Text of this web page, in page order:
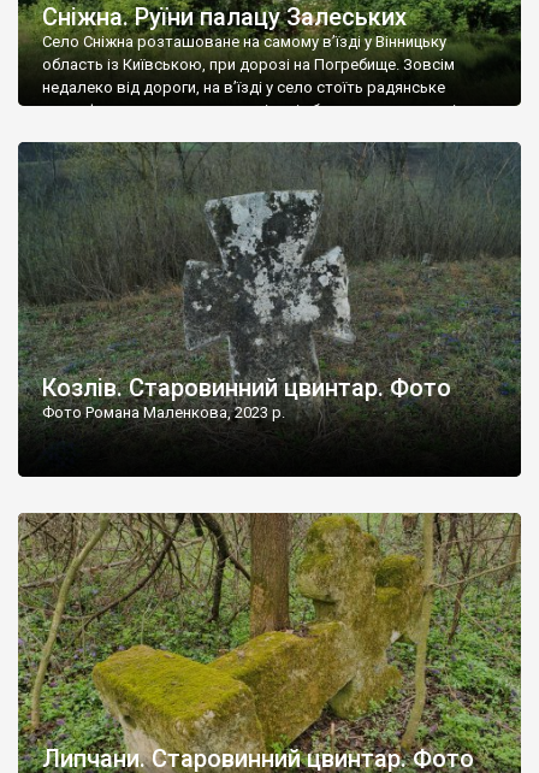
Сніжна. Руїни палацу Залеських
Село Сніжна розташоване на самому в’їзді у Вінницьку
область із Київською, при дорозі на Погребище. Зовсім
недалеко від дороги, на в’їзді у село стоїть радянське
рельєфне пано, яке показує жінку і яблуню, а трохи далі, десь
не видно, але видно дві стареньких колії у траві – […]
Козлів. Старовинний цвинтар. Фото
Фото Романа Маленкова, 2023 р.
Липчани. Старовинний цвинтар. Фото